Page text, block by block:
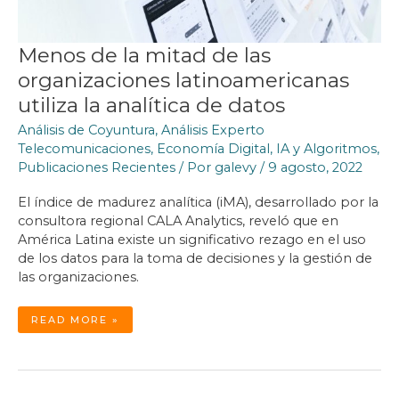
Menos de la mitad de las
organizaciones latinoamericanas
utiliza la analítica de datos
Análisis de Coyuntura, Análisis Experto
Telecomunicaciones, Economía Digital, IA y Algoritmos,
Publicaciones Recientes / Por galevy / 9 agosto, 2022
El índice de madurez analítica (iMA), desarrollado por la
consultora regional CALA Analytics, reveló que en
América Latina existe un significativo rezago en el uso
de los datos para la toma de decisiones y la gestión de
las organizaciones.
MENOS
DE
LA
ORGANIZACIONES
READ MORE »